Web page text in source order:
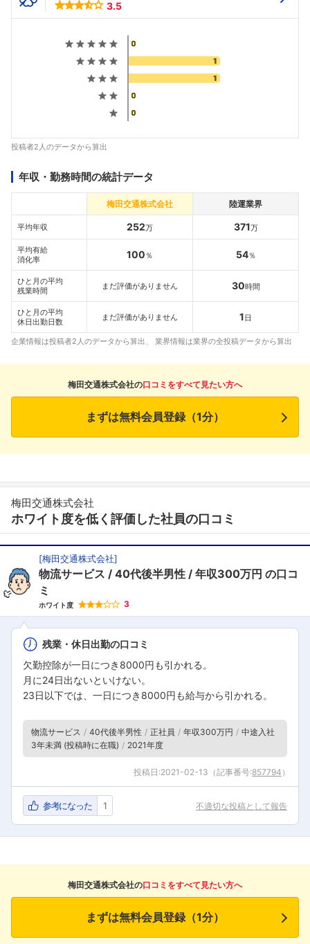
3.5
投稿者2人のデータから算出
年収・勤務時間の統計データ
梅田交通株式会社 陸運業界
平均年収 252万 371万
平均有給
消化率
100 ％ 54％
ひと月の平均
残業時間
まだ評価がありません 30時間
ひと月の平均
休日出勤日数
まだ評価がありません 1日
企業情報は投稿者2人のデータから算出、 業界情報は業界の全投稿データから算出
梅田交通株式会社の口コミをすべて見たい方へ
まずは無料会員登録（1分）
梅田交通株式会社
ホワイト度を低く評価した社員の口コミ
[梅田交通株式会社]
物流サービス 40代後半男性 年収300万円 の口コ
ミ
ホワイト度 3
残業・休日出勤の口コミ
欠勤控除が一日につき8000円も引かれる。
月に24日出ないといけない。
23日以下では、一日につき8000円も給与から引かれる。
物流サービス 40代後半男性 正社員 年収300万円
中途入社
3年未満 (投稿時に在職)
2021年度
投稿日:2021-02-13 （記事番号:857794 ）
参考になった 1 不適切な投稿として報告
梅田交通株式会社の口コミをすべて見たい方へ
まずは無料会員登録（1分）